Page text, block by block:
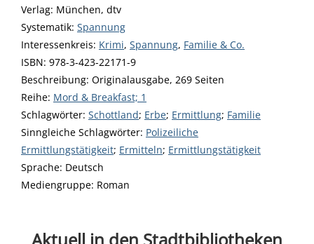
Verlag: München, dtv
opens in new tab
Diesen Link in neuem Tab öffnen
Systematik: Suche nach dieser Systematik
Spannung
Interessenkreis: Suche nach diesem Interessenskreis
Krimi, Spannung, Familie & Co.
ISBN: 978-3-423-22171-9
Beschreibung: Originalausgabe, 269 Seiten
Reihe: Mord & Breakfast; 1
Schlagwörter: Schottland; Erbe; Ermittlung; Familie
Sinngleiche Schlagwörter: Polizeiliche
Ermittlungstätigkeit; Ermitteln; Ermittlungstätigkeit
Suche nach dieser Beteiligten Person
Sprache: Deutsch
Mediengruppe: Roman